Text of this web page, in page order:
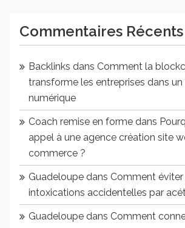
Commentaires Récents
Backlinks dans Comment la
transforme les entreprises dans
numérique
Coach remise en forme dans
appel à une agence création site
commerce ?
Guadeloupe dans Comment éviter
intoxications accidentelles par
Guadeloupe dans Comment